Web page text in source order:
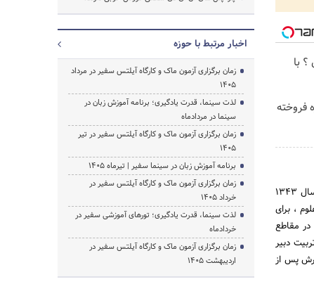
با
فروخته
وزارت آموزش و پرورش جمهوری اسلامی ایران مسئول امور آموزشی کودکان و نوجوانان است. این وزارت خانه از سال 1343
، برای
در مقاطع
دبیر
پس از
اخبار مرتبط با حوزه
زمان برگزاری آزمون ماک و کارگاه آیلتس سفیر در مرداد
1405
لذت سینما، قدرت یادگیری؛ برنامه آموزش زبان در
سینما در مردادماه
زمان برگزاری آزمون ماک و کارگاه آیلتس سفیر در تیر
1405
برنامه آموزش زبان در سینما سفیر | تیرماه ۱۴۰۵
زمان برگزاری آزمون ماک و کارگاه آیلتس سفیر در
خرداد 1405
لذت سینما، قدرت یادگیری؛ تورهای آموزشی سفیر در
خردادماه
زمان برگزاری آزمون ماک و کارگاه آیلتس سفیر در
اردیبهشت 1405